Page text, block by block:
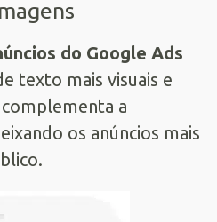
do Google Ads
texto mais visuais e
a
os anúncios mais